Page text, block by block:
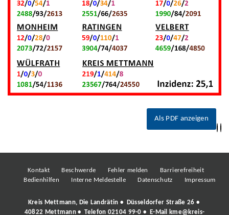
Als PDF anzeigen
Kontakt Beschwerde Fehler melden
Barrierefreiheit
Bedienhilfen
Interne Meldestelle Datenschutz Impressum
Kreis Mettmann, Die Landrätin • Düsseldorfer Straße 26 •
40822 Mettmann • Telefon 02104 99-0 • E-Mail kme@kreis-